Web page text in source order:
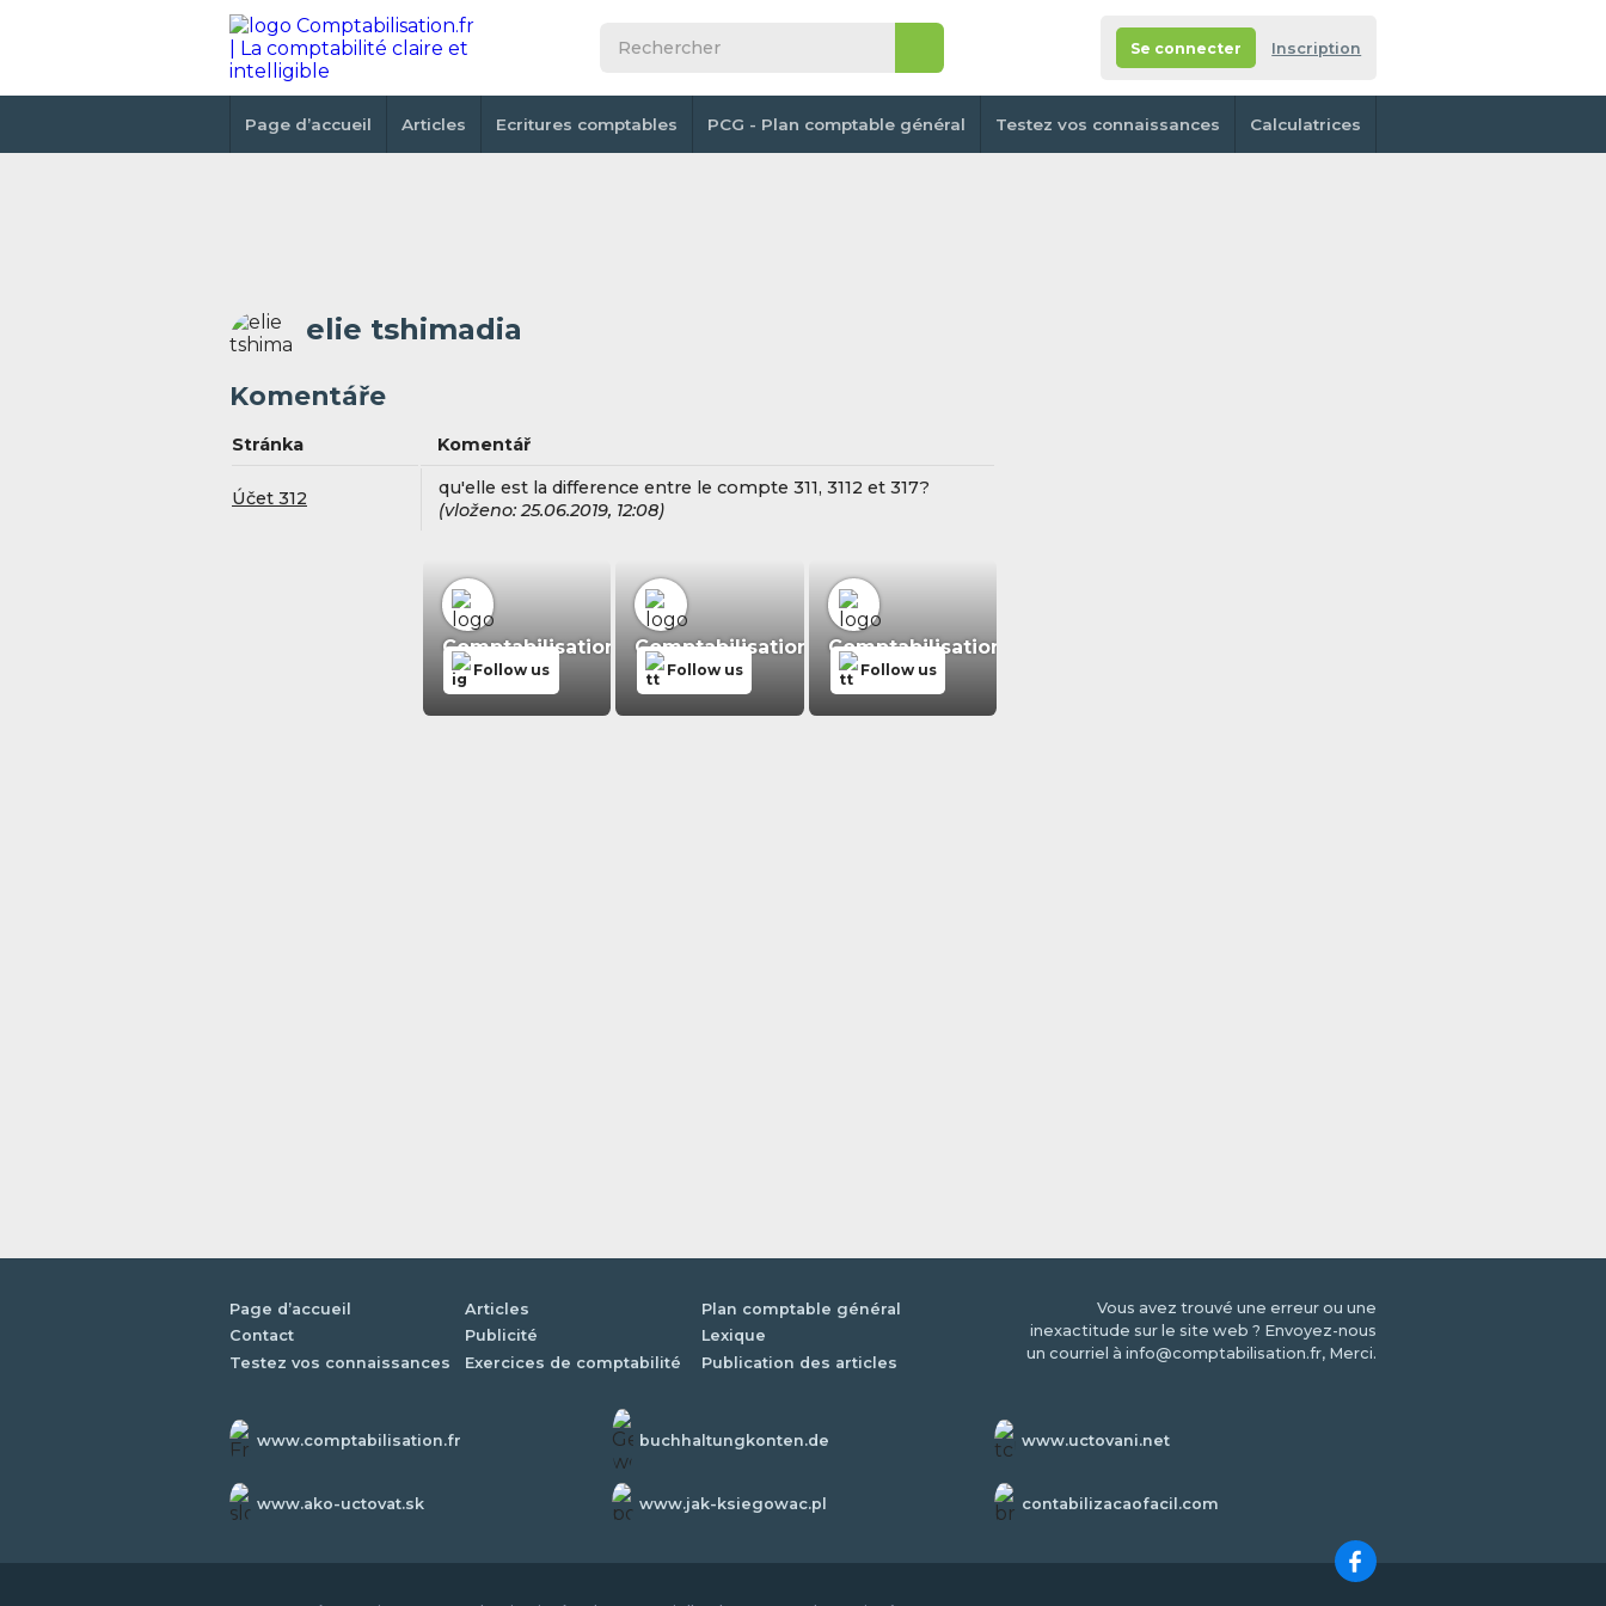
Se connecter Inscription
Page d’accueil Articles Ecritures comptables PCG - Plan comptable général Testez vos connaissances Calculatrices
elie tshimadia
Komentáře
Stránka Komentář
Účet 312
qu'elle est la difference entre le compte 311, 3112 et 317?
(vloženo: 25.06.2019, 12:08)
Comptabilisation.fr
Follow us
Comptabilisation.fr
Follow us
Comptabilisation.fr
Follow us
Page d’accueil Articles
Plan comptable général
Contact
Publicité
Lexique
Testez vos connaissances
Exercices de comptabilité Publication des articles
Vous avez trouvé une erreur ou une
inexactitude sur le site web ? Envoyez-nous
un courriel à info@comptabilisation.fr, Merci.
www.comptabilisation.fr buchhaltungkonten.de www.uctovani.net
www.ako-uctovat.sk www.jak-ksiegowac.pl contabilizacaofacil.com